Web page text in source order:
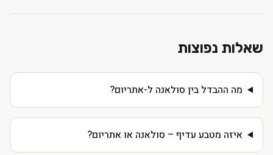
שאלות נפוצות
מה ההבדל בין סולאנה ל-אתריום?
איזה מטבע עדיף – סולאנה או אתריום?